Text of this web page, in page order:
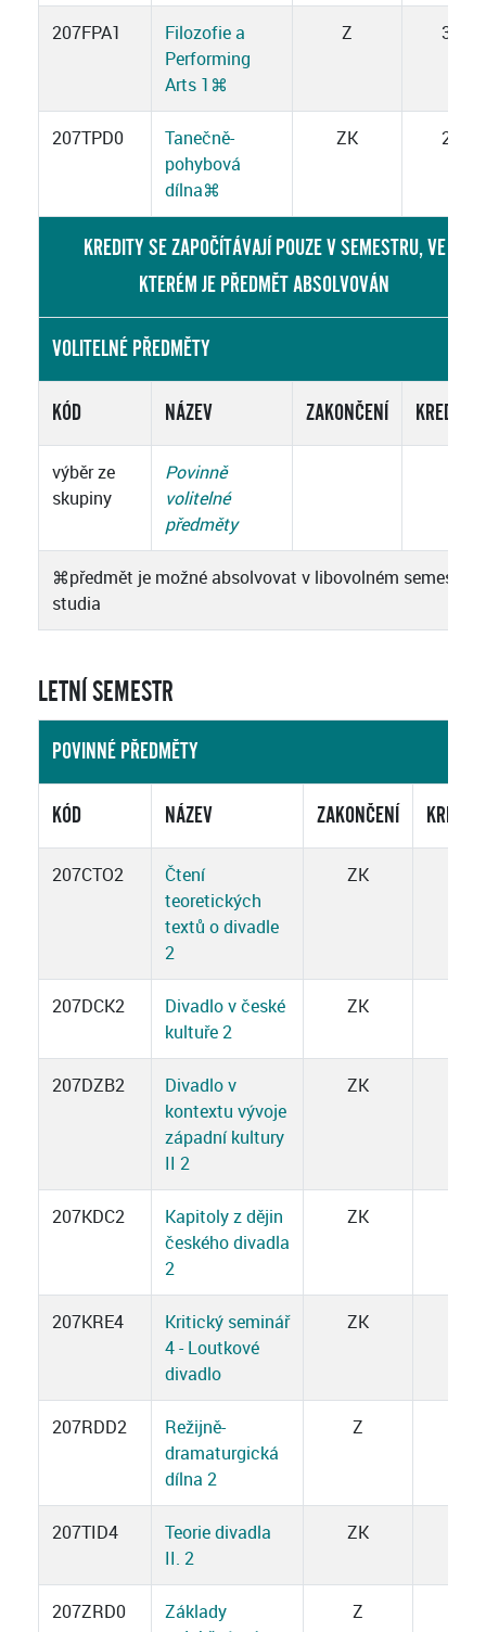
207FPA1
Filozofie a
Performing
Arts 1 ⌘
Z 3
207TPD0
Tanečně-
pohybová
dílna⌘
ZK 2
KREDITY SE ZAPOČÍTÁVAJÍ POUZE V SEMESTRU, VE
KTERÉM JE PŘEDMĚT ABSOLVOVÁN
VOLITELNÉ PŘEDMĚTY
KÓD NÁZEV ZAKONČENÍ KREDITY
výběr ze
skupiny
Povinně
volitelné
předměty
⌘předmět je možné absolvovat v libovolném semestru
studia
LETNÍ SEMESTR
POVINNÉ PŘEDMĚTY
KÓD NÁZEV ZAKONČENÍ KREDITY
207CTO2
Čtení
teoretických
textů o divadle
2
ZK
207DCK2
Divadlo v české
kultuře 2
ZK
207DZB2
Divadlo v
kontextu vývoje
západní kultury
II 2
ZK
207KDC2
Kapitoly z dějin
českého divadla
2
ZK
207KRE4
Kritický seminář
4 - Loutkové
divadlo
ZK
207RDD2
Režijně-
dramaturgická
dílna 2
Z
207TID4
Teorie divadla
II. 2
ZK
207ZRD0
Základy
Z